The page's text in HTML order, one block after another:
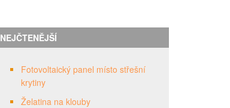
NEJČTENĚJŠÍ
Fotovoltaický panel místo střešní
krytiny
Želatina na klouby